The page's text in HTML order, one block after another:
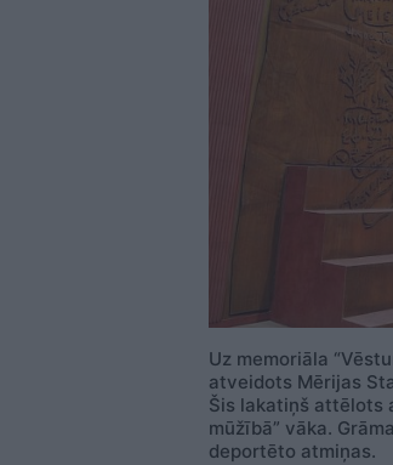
Uz memoriāla
atveidots Mērijas
Šis lakatiņš attēlots
mūžībā” vāka.
deportēto atmiņas.